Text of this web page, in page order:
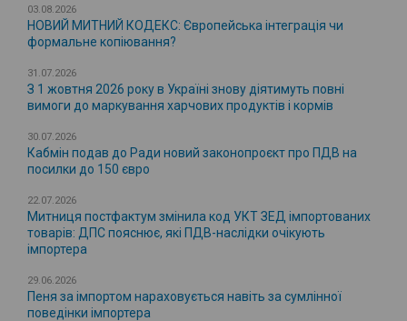
03.08.2026
НОВИЙ МИТНИЙ КОДЕКС: Європейська інтеграція чи
формальне копіювання?
31.07.2026
З 1 жовтня 2026 року в Україні знову діятимуть повні
вимоги до маркування харчових продуктів і кормів
30.07.2026
Кабмін подав до Ради новий законопроєкт про ПДВ на
посилки до 150 євро
22.07.2026
Митниця постфактум змінила код УКТ ЗЕД імпортованих
товарів: ДПС пояснює, які ПДВ-наслідки очікують
імпортера
29.06.2026
Пеня за імпортом нараховується навіть за сумлінної
поведінки імпортера